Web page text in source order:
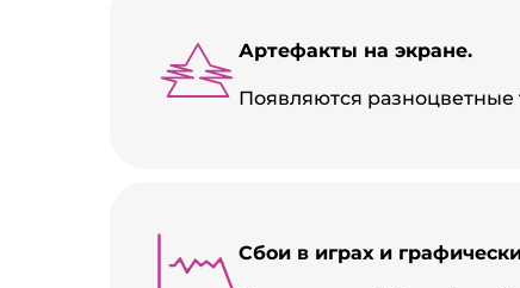
Артефакты на экране.
Появляются
Сбои в играх и